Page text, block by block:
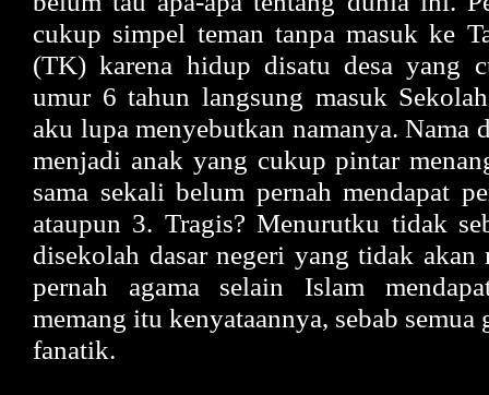
cukup simpel teman tanpa masuk ke
(TK) karena hidup disatu desa yang
umur 6 tahun langsung masuk
aku lupa menyebutkan namanya. Nama
menjadi anak yang cukup pintar
sama sekali belum pernah mendapat
ataupun 3. Tragis? Menurutku tidak
disekolah dasar negeri yang tidak
pernah agama selain Islam
memang itu kenyataannya, sebab
fanatik.